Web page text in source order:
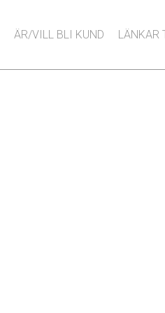
ÄR/VILL BLI KUND LÄNKAR